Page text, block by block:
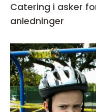
Catering i asker
anledninger